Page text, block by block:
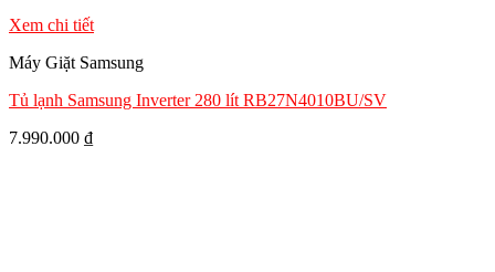
Xem chi tiết
Máy Giặt Samsung
Tủ lạnh Samsung Inverter 280 lít RB27N4010BU/SV
7.990.000 ₫